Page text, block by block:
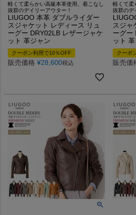
軽くて柔らかい高級本革使用。着こなし
抜群のデイリーアウター！
LIUGOO 本革 ダブルライダー
スジャケット レディース リュ
ーグー DRY02LB レザージャケ
ット 革ジャン
クーポン利用で10％OFF
販売価格 ¥28,600税込
軽くて柔
抜群のデ
スジャ
ーグー
ット
クーポ
販売価